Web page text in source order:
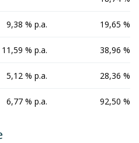
9,38 % p.a. 19,65 %
11,59 % p.a. 38,96 %
5,12 % p.a. 28,36 %
6,77 % p.a. 92,50 %